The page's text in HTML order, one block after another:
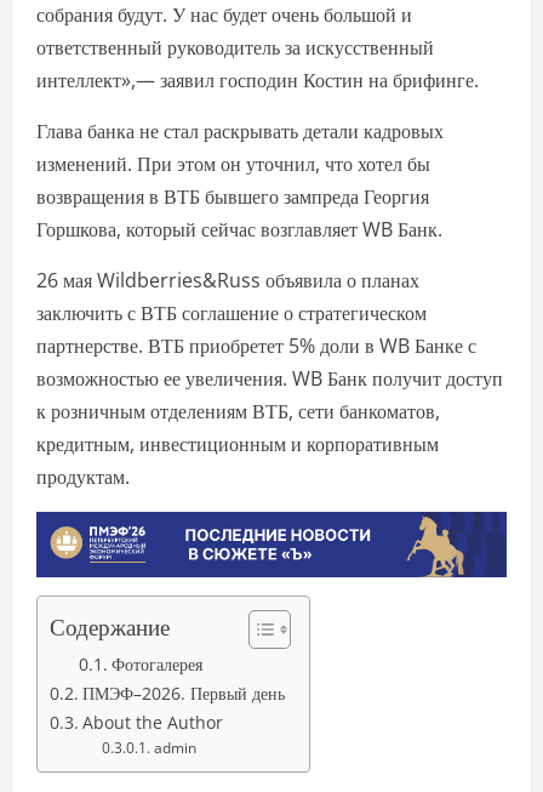
собрания будут. У нас будет очень большой и
ответственный руководитель за искусственный
интеллект»,— заявил господин Костин на брифинге.
Глава банка не стал раскрывать детали кадровых
изменений. При этом он уточнил, что хотел бы
возвращения в ВТБ бывшего зампреда Георгия
Горшкова, который сейчас возглавляет WB Банк.
26 мая Wildberries&Russ объявила о планах
заключить с ВТБ соглашение о стратегическом
партнерстве. ВТБ приобретет 5% доли в WB Банке с
возможностью ее увеличения. WB Банк получит доступ
к розничным отделениям ВТБ, сети банкоматов,
кредитным, инвестиционным и корпоративным
продуктам.
Содержание
Фотогалерея
ПМЭФ–2026. Первый день
About the Author
admin